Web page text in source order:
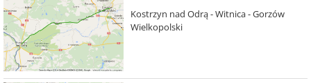
Kostrzyn nad Odrą - Witnica - Gorzów
Wielkopolski